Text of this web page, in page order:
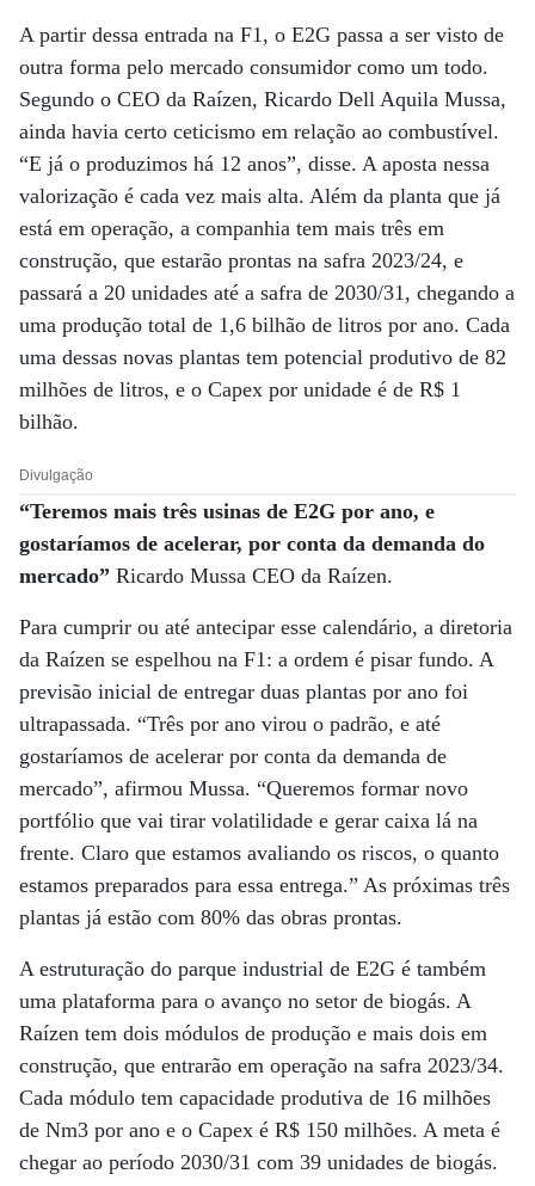
A partir dessa entrada na F1, o E2G passa a ser visto de
outra forma pelo mercado consumidor como um todo.
Segundo o CEO da Raízen, Ricardo Dell Aquila Mussa,
ainda havia certo ceticismo em relação ao combustível.
“E já o produzimos há 12 anos”, disse. A aposta nessa
valorização é cada vez mais alta. Além da planta que já
está em operação, a companhia tem mais três em
construção, que estarão prontas na safra 2023/24, e
passará a 20 unidades até a safra de 2030/31, chegando a
uma produção total de 1,6 bilhão de litros por ano. Cada
uma dessas novas plantas tem potencial produtivo de 82
milhões de litros, e o Capex por unidade é de R$ 1
bilhão.
Divulgação
“Teremos mais três usinas de E2G por ano, e
gostaríamos de acelerar, por conta da demanda do
mercado” Ricardo Mussa CEO da Raízen.
Para cumprir ou até antecipar esse calendário, a diretoria
da Raízen se espelhou na F1: a ordem é pisar fundo. A
previsão inicial de entregar duas plantas por ano foi
ultrapassada. “Três por ano virou o padrão, e até
gostaríamos de acelerar por conta da demanda de
mercado”, afirmou Mussa. “Queremos formar novo
portfólio que vai tirar volatilidade e gerar caixa lá na
frente. Claro que estamos avaliando os riscos, o quanto
estamos preparados para essa entrega.” As próximas três
plantas já estão com 80% das obras prontas.
A estruturação do parque industrial de E2G é também
uma plataforma para o avanço no setor de biogás. A
Raízen tem dois módulos de produção e mais dois em
construção, que entrarão em operação na safra 2023/34.
Cada módulo tem capacidade produtiva de 16 milhões
de Nm3 por ano e o Capex é R$ 150 milhões. A meta é
chegar ao período 2030/31 com 39 unidades de biogás.